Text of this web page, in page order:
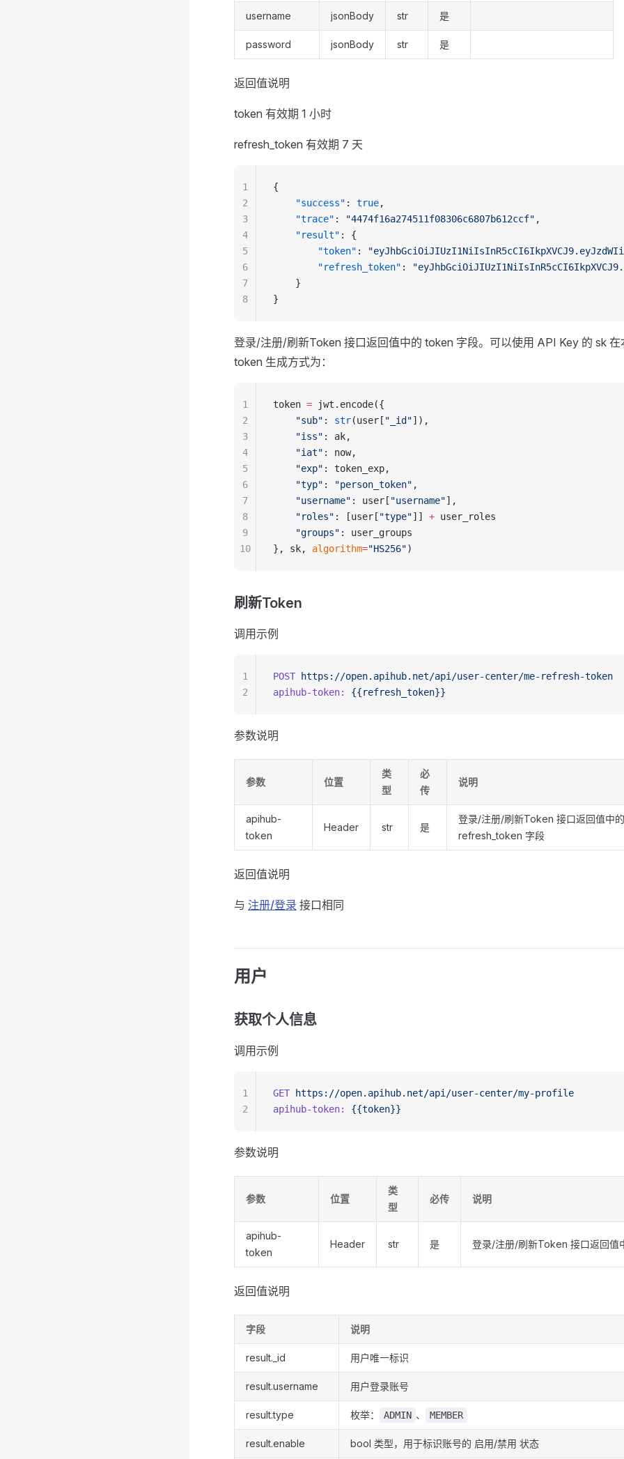
username jsonBody str 是
password jsonBody str 是
返回值说明
token 有效期 1 小时
refresh_token 有效期 7 天
{
    "success"
: true,
    "trace"
: "4474f16a274511f08306c6807b612ccf" ,
    "result"
: {
        "token"
:
        "refresh_token"
:
    }
}
1
2
3
4
5
6
7
8
登录/注册/刷新Token 接口返回值中的 token 字段。可以使用 API Key 的 sk 在
token 生成方式为：
token = jwt.encode({
    "sub"
: str(user[ "_id"]),
    "iss"
: ak,
    "iat"
: now,
    "exp"
: token_exp,
    "typ"
: "person_token" ,
    "username"
: user[ "username"],
    "roles"
: [user[ "type"]] + user_roles
    "groups"
: user_groups
}, sk, algorithm="HS256")
1
2
3
4
5
6
7
8
9
10
刷新Token
调用示例
POST https://open.apihub.net/api/user-center/me-refresh-token
apihub-token:
{{refresh_token}}
1
2
参数说明
参数 位置
类
型
必
传
说明
apihub-
token
Header str 是
登录/注册/刷新Token 接口返回值中的
refresh_token 字段
返回值说明
与 注册/登录 接口相同
用户
获取个人信息
调用示例
GET https://open.apihub.net/api/user-center/my-profile
apihub-token:
{{token}}
1
2
参数说明
参数 位置
类
型
必传 说明
apihub-
token
Header str 是 登录/注册/刷新Token 接口返回值
返回值说明
字段 说明
result._id 用户唯一标识
result.username 用户登录账号
result.type 枚举： ADMIN 、 MEMBER
result.enable bool 类型，用于标识账号的 启用/禁用 状态